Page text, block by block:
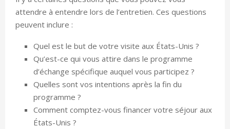
attendre à entendre lors de l’entretien. Ces questions
peuvent inclure :
Quel est le but de votre visite aux États-Unis ?
Qu’est-ce qui vous attire dans le programme
d’échange spécifique auquel vous participez ?
Quelles sont vos intentions après la fin du
programme ?
Comment comptez-vous financer votre séjour aux
États-Unis ?